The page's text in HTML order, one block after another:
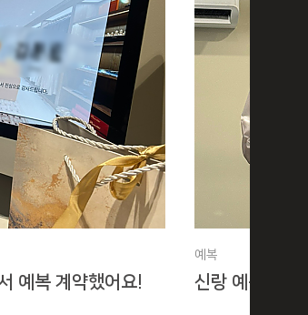
예복 계약했어요!
예복
신랑 예복맞춤